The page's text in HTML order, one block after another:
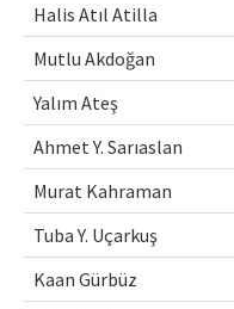
Halis Atıl Atilla
Mutlu Akdoğan
Yalım Ateş
Ahmet Y. Sarıaslan
Murat Kahraman
Tuba Y. Uçarkuş
Kaan Gürbüz